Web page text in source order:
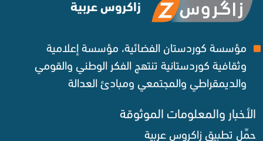
زاكروس عربية
مؤسسة كوردستان الفضائية، مؤسسة إعلامية
وثقافية كوردستانية تنتهج الفكر الوطني والقومي
والديمقراطي والمجتمعي ومبادئ العدالة ‌
الأخبار والمعلومات الموثوقة‌
حمِّل تطبيق زاكروس عربية